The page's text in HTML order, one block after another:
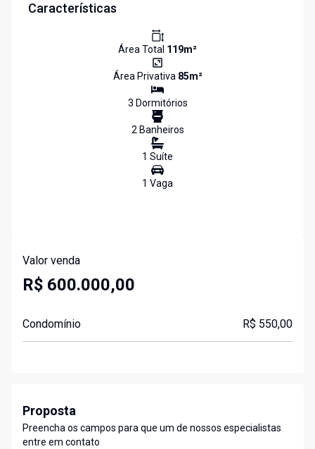
Características
Área Total 119m²
Área Privativa 85m²
3 Dormitórios
2Banheiros
1 Suíte
1 Vaga
Valor venda
R$ 600.000,00
Condomínio R$ 550,00
Proposta
Preencha os campos para que um de nossos especialistas
entre em contato